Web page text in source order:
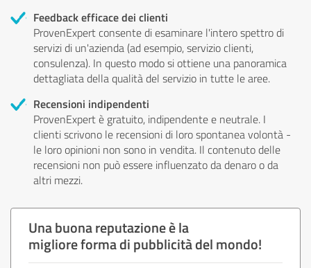
Feedback efficace dei clienti
ProvenExpert consente di esaminare l'intero spettro di
servizi di un'azienda (ad esempio, servizio clienti,
consulenza). In questo modo si ottiene una panoramica
dettagliata della qualità del servizio in tutte le aree.
Recensioni indipendenti
ProvenExpert è gratuito, indipendente e neutrale. I
clienti scrivono le recensioni di loro spontanea volontà -
le loro opinioni non sono in vendita. Il contenuto delle
recensioni non può essere influenzato da denaro o da
altri mezzi.
Una buona reputazione è la
migliore forma di pubblicità del mondo!